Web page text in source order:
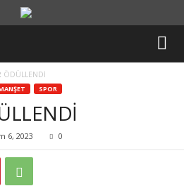
ÖDÜLLENDİ
SPOR
6, 2023 0